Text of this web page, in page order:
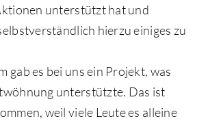
unterstützt hat und
hierzu einiges zu
gab es bei uns ein Projekt, was
unterstützte. Das ist
weil viele Leute es alleine